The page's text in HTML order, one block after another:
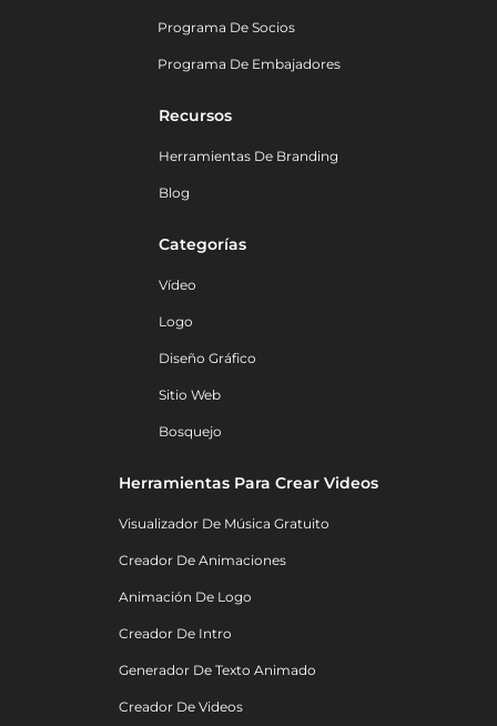
Programa De Socios
Programa De Embajadores
Recursos
Herramientas De Branding
Blog
Categorías
Vídeo
Logo
Diseño Gráfico
Sitio Web
Bosquejo
Herramientas Para Crear Videos
Visualizador De Música Gratuito
Creador De Animaciones
Animación De Logo
Creador De Intro
Generador De Texto Animado
Creador De Videos